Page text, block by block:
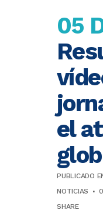
05
el
PUBLICADO
NOTICIAS
SHARE